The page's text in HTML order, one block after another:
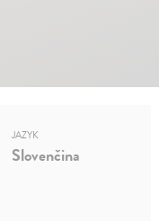
JAZYK
Slovenčina